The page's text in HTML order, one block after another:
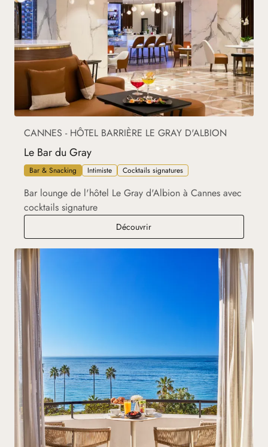
CANNES - HÔTEL BARRIÈRE LE GRAY D'ALBION
Le Bar du Gray
Bar & Snacking Intimiste Cocktails signatures
Bar lounge de l'hôtel Le Gray d'Albion à Cannes avec
cocktails signature
DécouvrirLe Bar du Gray